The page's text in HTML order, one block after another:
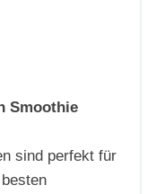
Smoothie
sind perfekt für